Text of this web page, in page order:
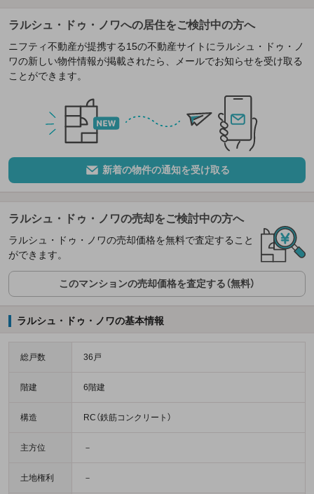
ラルシュ・ドゥ・ノワへの居住をご検討中の方へ
ニフティ不動産が提携する15の不動産サイトにラルシュ・ドゥ・ノ
ワの新しい物件情報が掲載されたら、メールでお知らせを受け取る
ことができます。
新着の物件の通知を受け取る
ラルシュ・ドゥ・ノワの売却をご検討中の方へ
ラルシュ・ドゥ・ノワの売却価格を無料で査定すること
ができます。
このマンションの売却価格を査定する（無料）
ラルシュ・ドゥ・ノワの基本情報
総戸数 36戸
階建 6階建
構造 RC（鉄筋コンクリート）
主方位 －
土地権利 －